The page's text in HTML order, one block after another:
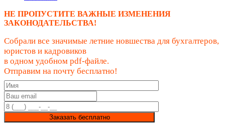
НЕ ПРОПУСТИТЕ ВАЖНЫЕ ИЗМЕНЕНИЯ
ЗАКОНОДАТЕЛЬСТВА!
Собрали все значимые летние новшества для бухгалтеров,
юристов и кадровиков
в одном удобном pdf-файле.
Отправим на почту бесплатно!
Заказать бесплатно